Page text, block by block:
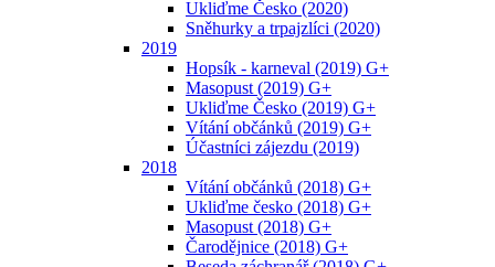
Ukliďme Česko (2020)
Sněhurky a trpajzlíci (2020)
2019
Hopsík - karneval (2019) G+
Masopust (2019) G+
Ukliďme Česko (2019) G+
Vítání občánků (2019) G+
Účastníci zájezdu (2019)
2018
Vítání občánků (2018) G+
Ukliďme česko (2018) G+
Masopust (2018) G+
Čarodějnice (2018) G+